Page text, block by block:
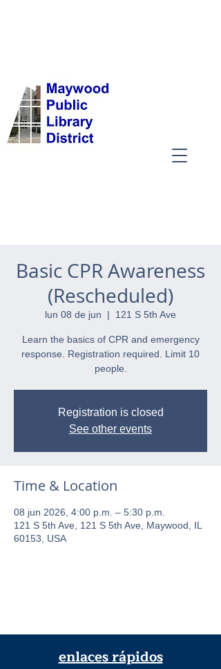
Basic CPR Awareness
(Rescheduled)
lun 08 de jun
  |
121 S 5th Ave
Learn the basics of CPR and emergency
response. Registration required. Limit 10
people.
Registration is closed
See other events
Time & Location
08 jun 2026, 4:00 p.m. – 5:30 p.m.
121 S 5th Ave, 121 S 5th Ave, Maywood, IL
60153, USA
enlaces rápidos